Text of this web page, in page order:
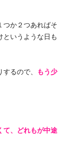
つか２つあればそ
というような日も
るので、
もう少
て、どれもが中途